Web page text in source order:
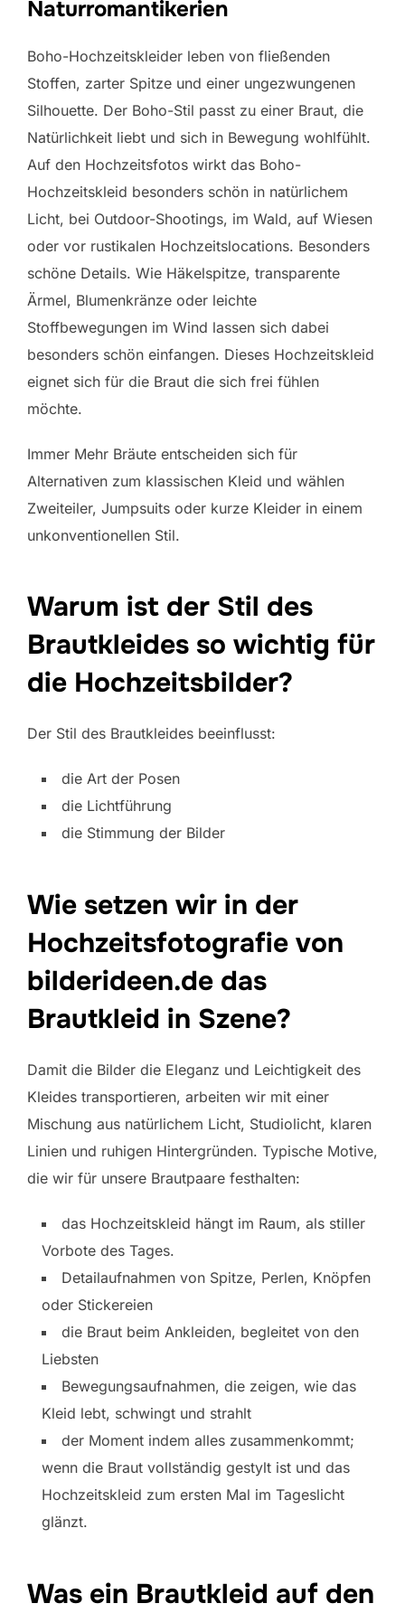
Naturromantikerien
Boho-Hochzeitskleider leben von fließenden
Stoffen, zarter Spitze und einer ungezwungenen
Silhouette. Der Boho-Stil passt zu einer Braut, die
Natürlichkeit liebt und sich in Bewegung wohlfühlt.
Auf den Hochzeitsfotos wirkt das Boho-
Hochzeitskleid besonders schön in natürlichem
Licht, bei Outdoor-Shootings, im Wald, auf Wiesen
oder vor rustikalen Hochzeitslocations. Besonders
schöne Details. Wie Häkelspitze, transparente
Ärmel, Blumenkränze oder leichte
Stoffbewegungen im Wind lassen sich dabei
besonders schön einfangen. Dieses Hochzeitskleid
eignet sich für die Braut die sich frei fühlen
möchte.
Immer Mehr Bräute entscheiden sich für
Alternativen zum klassischen Kleid und wählen
Zweiteiler, Jumpsuits oder kurze Kleider in einem
unkonventionellen Stil.
Warum ist der Stil des
Brautkleides so wichtig für
die Hochzeitsbilder?
Der Stil des Brautkleides beeinflusst:
die Art der Posen
die Lichtführung
die Stimmung der Bilder
Wie setzen wir in der
Hochzeitsfotografie von
bilderideen.de das
Brautkleid in Szene?
Damit die Bilder die Eleganz und Leichtigkeit des
Kleides transportieren, arbeiten wir mit einer
Mischung aus natürlichem Licht, Studiolicht, klaren
Linien und ruhigen Hintergründen. Typische Motive,
die wir für unsere Brautpaare festhalten:
das Hochzeitskleid hängt im Raum, als stiller
Vorbote des Tages.
Detailaufnahmen von Spitze, Perlen, Knöpfen
oder Stickereien
die Braut beim Ankleiden, begleitet von den
Liebsten
Bewegungsaufnahmen, die zeigen, wie das
Kleid lebt, schwingt und strahlt
der Moment indem alles zusammenkommt;
wenn die Braut vollständig gestylt ist und das
Hochzeitskleid zum ersten Mal im Tageslicht
glänzt.
Was ein Brautkleid auf den